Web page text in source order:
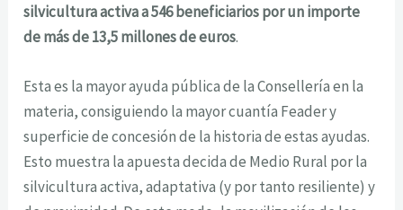
silvicultura activa a 546 beneficiarios por un importe
de más de 13,5 millones de euros.
Esta es la mayor ayuda pública de la Consellería en la
materia, consiguiendo la mayor cuantía Feader y
superficie de concesión de la historia de estas ayudas.
Esto muestra la apuesta decida de Medio Rural por la
silvicultura activa, adaptativa (y por tanto resiliente) y